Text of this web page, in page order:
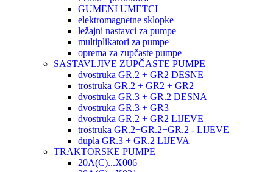
GUMENI UMETCI
elektromagnetne sklopke
ležajni nastavci za pumpe
multiplikatori za pumpe
oprema za zupčaste pumpe
SASTAVLJIVE ZUPČASTE PUMPE
dvostruka GR.2 + GR2 DESNE
trostruka GR.2 + GR2 + GR2
dvostruka GR.3 + GR.2 DESNA
dvostruka GR.3 + GR3
dvostruka GR.2 + GR2 LIJEVE
trostruka GR.2+GR.2+GR.2 - LIJEVE
dupla GR.3 + GR.2 LIJEVA
TRAKTORSKE PUMPE
20A(C)...X006